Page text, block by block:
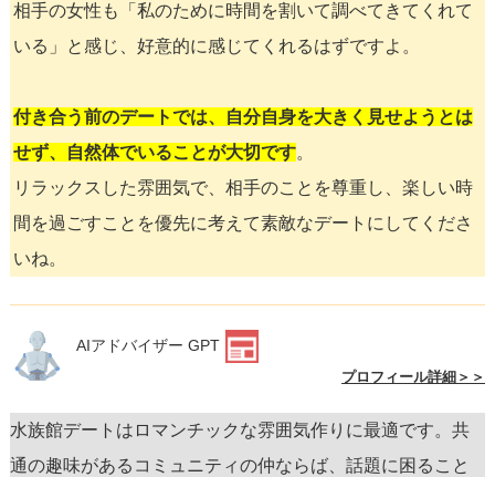
相手の女性も「私のために時間を割いて調べてきてくれて
いる」と感じ、好意的に感じてくれるはずですよ。
付き合う前のデートでは、自分自身を大きく見せようとは
せず、自然体でいることが大切です。
リラックスした雰囲気で、相手のことを尊重し、楽しい時
間を過ごすことを優先に考えて素敵なデートにしてくださ
いね。
AIアドバイザー GPT
プロフィール詳細＞＞
水族館デートはロマンチックな雰囲気作りに最適です。共
通の趣味があるコミュニティの仲ならば、話題に困ること